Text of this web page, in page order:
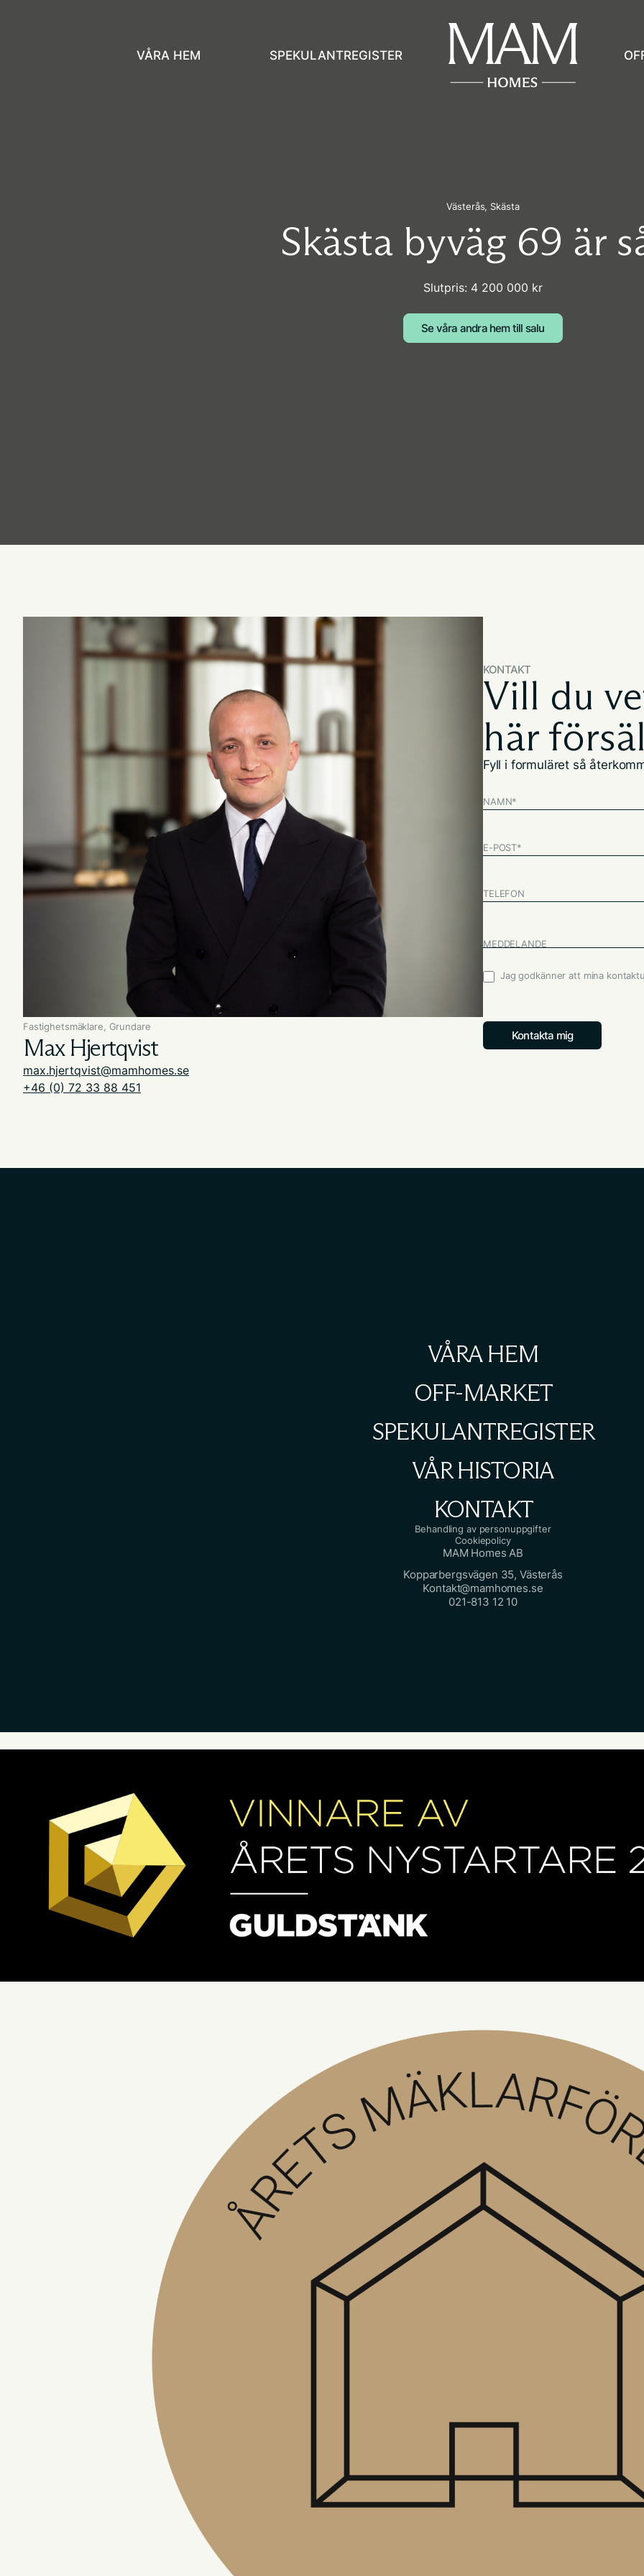
VÅRA HEM SPEKULANTREGISTER
Västerås, Skästa
Skästa byväg 69 är
Slutpris: 4 200 000 kr
Se våra andra hem till salu
Fastighetsmäklare, Grundare
Max Hjertqvist
max.hjertqvist@mamhomes.se
+46 (0) 72 33 88 451
KONTAKT
Vill du
här
Fyll i formuläret så
NAMN*
E-POST*
TELEFON
MEDDELANDE
Godkännande*
Jag godkänner att mina
Kontakta mig
VÅRA HEM
OFF-MARKET
SPEKULANTREGISTER
VÅR HISTORIA
KONTAKT
Behandling av personuppgifter
Cookiepolicy
MAM Homes AB
Kopparbergsvägen 35, Västerås
Kontakt@mamhomes.se
021-813 12 10